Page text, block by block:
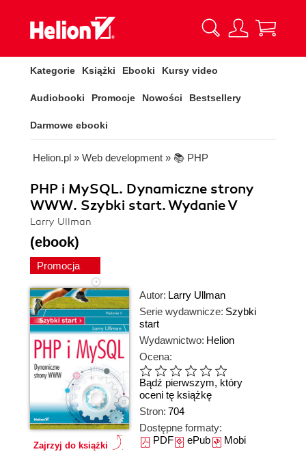
Kategorie Książki Ebooki Kursy video
Audiobooki Promocje Nowości Bestsellery
Darmowe ebooki
Helion.pl » Web development » 📚 PHP
PHP i MySQL. Dynamiczne strony
WWW. Szybki start. Wydanie V
Larry Ullman
(ebook)
Promocja
Zajrzyj do książki
Autor: Larry Ullman
Serie wydawnicze: Szybki
start
Wydawnictwo: Helion
Ocena:
Bądź pierwszym, który
oceni tę książkę
Stron: 704
Dostępne formaty:
PDFePubMobi